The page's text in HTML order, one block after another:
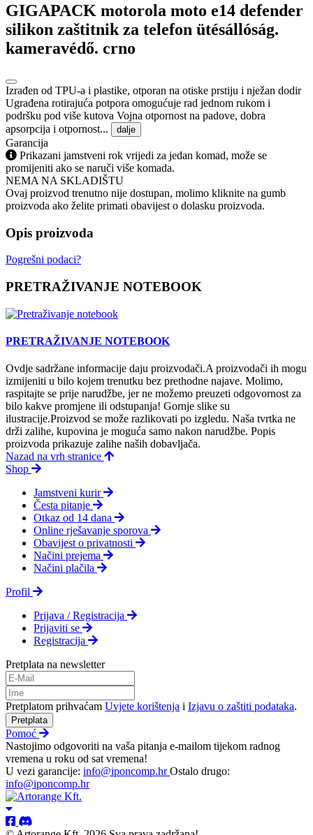
GIGAPACK motorola moto e14 defender
silikon zaštitnik za telefon ütésállóság.
kameravédő. crno
Izrađen od TPU-a i plastike, otporan na otiske prstiju i nježan dodir
Ugrađena rotirajuća potpora omogućuje rad jednom rukom i
podršku pod više kutova Vojna otpornost na padove, dobra
apsorpcija i otpornost...
dalje
Garancija
Prikazani jamstveni rok vrijedi za jedan komad, može se
promijeniti ako se naruči više komada.
NEMA NA SKLADIŠTU
Ovaj proizvod trenutno nije dostupan, molimo kliknite na gumb
proizvoda ako želite primati obavijest o dolasku proizvoda.
Opis proizvoda
Pogrešni podaci?
PRETRAŽIVANJE NOTEBOOK
PRETRAŽIVANJE NOTEBOOK
Ovdje sadržane informacije daju proizvodači.A proizvodači ih mogu
izmijeniti u bilo kojem trenutku bez prethodne najave. Molimo,
raspitajte se prije narudžbe, jer ne možemo preuzeti odgovornost za
bilo kakve promjene ili odstupanja! Gornje slike su
ilustracije.Proizvod se može razlikovati po izgledu. Naša tvrtka ne
drži zalihe, kupovina je moguća samo nakon narudžbe. Popis
proizvoda prikazuje zalihe naših dobavljača.
Nazad na vrh stranice
Shop
Jamstveni kurir
Česta pitanje
Otkaz od 14 dana
Online rješavanje sporova
Obavijest o privatnosti
Načini prejema
Načini plačila
Profil
Prijava / Registracija
Prijaviti se
Registracija
Pretplata na newsletter
Pretplatom prihvaćam Uvjete korištenja i Izjavu o zaštiti podataka.
Pretplata
Pomoć
Nastojimo odgovoriti na vaša pitanja e-mailom tijekom radnog
vremena u roku od sat vremena!
U vezi garancije: info@iponcomp.hrOstalo drugo:
info@iponcomp.hr